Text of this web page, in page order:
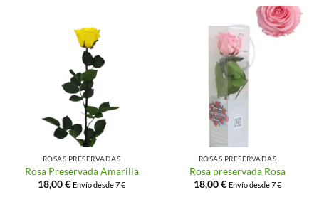
ROSAS PRESERVADAS
Rosa Preservada Amarilla
18,00€ Envío desde 7 €
ROSAS PRESERVADAS
Rosa preservada Rosa
18,00€ Envío desde 7 €